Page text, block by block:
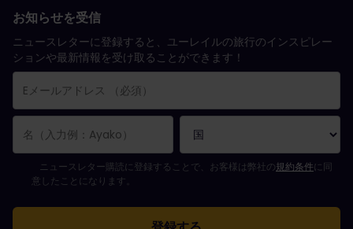
お知らせを受信
ニュースレターに登録すると、ユーレイルの旅行のインスピレー
ションや最新情報を受け取ることができます！
購読登録が完了しました。
Eメールアドレス欄は必須項目です。
Eメールアドレスが正しくありません。
ニュースレターの購読登録中にエラーが発生しました。後ほど、もう一度や
すでにこのニュースレターを購読されています！
ニュースレターを購読するには規約条件に同意してください。
ニュースレター購読に登録することで、お客様は弊社の規約条件に同
意したことになります。